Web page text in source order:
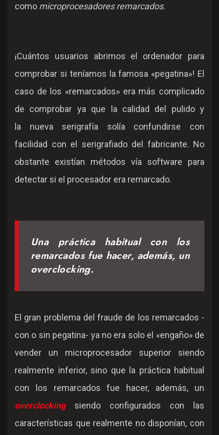
como microprocesadores remarcados.
¡Cuántos usuarios abrimos el ordenador para
comprobar si teníamos la famosa «pegatina»! El
caso de los «remarcados» era más complicado
de comprobar ya que la calidad del pulido y
la nueva serigrafía solía confundirse con
facilidad con el serigrafiado del fabricante. No
obstante existían métodos vía software para
detectar si el procesador era remarcado.
Una práctica habitual con los
remarcados fue hacer, además, un
overclocking.
El gran problema del fraude de los remarcados -
con o sin pegatina- ya no era solo el «engaño» de
vender un microprocesador superior siendo
realmente inferior, sino que la práctica habitual
con los remarcados fue hacer, además, un
overclockingsiendo configurados con las
características que realmente no disponían, con